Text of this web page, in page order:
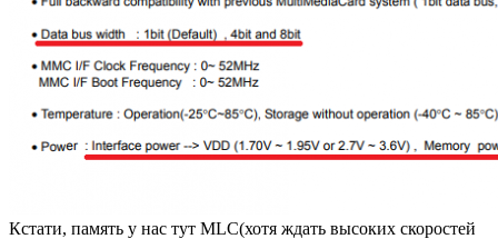
Кстати, память у нас тут MLC(хотя ждать высоких скоростей